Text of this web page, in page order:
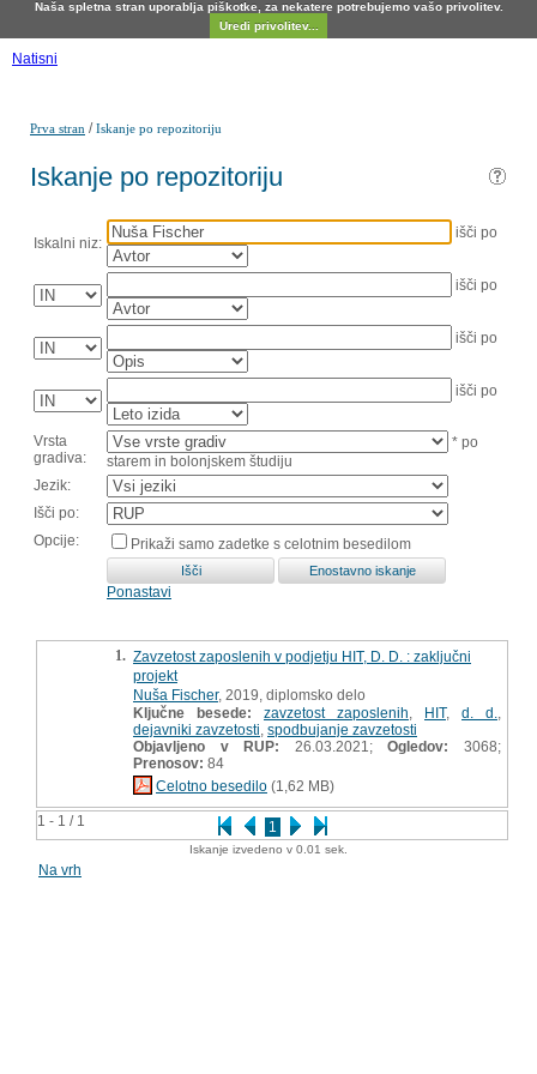
Naša spletna stran uporablja piškotke, za nekatere potrebujemo vašo privolitev.
Uredi privolitev...
Natisni
Prva stran /Iskanje po repozitoriju
Iskanje po repozitoriju
Iskalni niz:
išči po
išči po
išči po
išči po
Vrsta
gradiva:
* po
starem in bolonjskem študiju
Jezik:
Išči po:
Opcije:
Prikaži samo zadetke s celotnim besedilom
Ponastavi
1 - 1 / 1 1
1. Zavzetost zaposlenih v podjetju HIT, D. D. : zaključni
projekt
Nuša Fischer, 2019, diplomsko delo
Ključne besede:
zavzetost zaposlenih HIT, d. d.
dejavniki zavzetosti spodbujanje zavzetosti
Objavljeno v RUP: 26.03.2021;Ogledov:
3068;
Prenosov: 84
Celotno besedilo (1,62 MB)
Iskanje izvedeno v 0.01 sek.
Na vrh